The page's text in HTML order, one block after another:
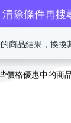
清除條件再搜
或
價格優惠中的商
商品結果，換換